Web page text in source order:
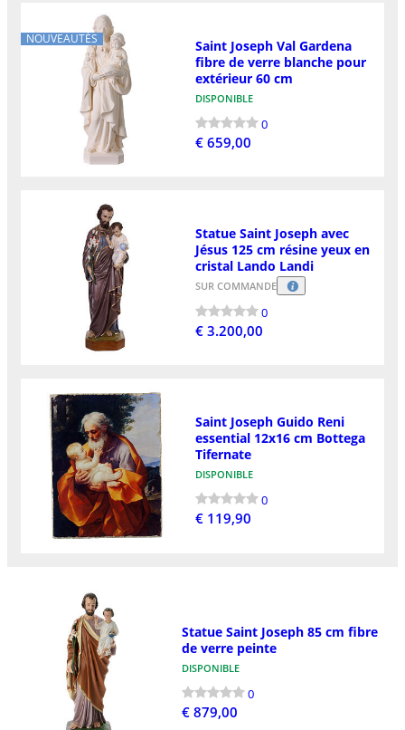
NOUVEAUTÉS
Saint Joseph Val Gardena
fibre de verre blanche pour
extérieur 60 cm
DISPONIBLE
0
€ 659,00
Statue Saint Joseph avec
Jésus 125 cm résine yeux en
cristal Lando Landi
SUR COMMANDE
0
€ 3.200,00
Saint Joseph Guido Reni
essential 12x16 cm Bottega
Tifernate
DISPONIBLE
0
€ 119,90
Statue Saint Joseph 85 cm fibre
de verre peinte
DISPONIBLE
0
€ 879,00